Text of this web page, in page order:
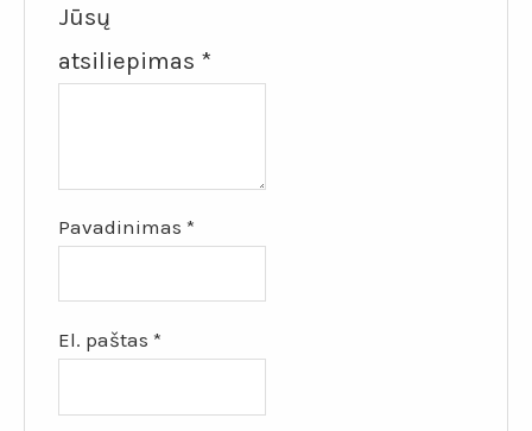
Jūsų
atsiliepimas *
Pavadinimas*
El. paštas*